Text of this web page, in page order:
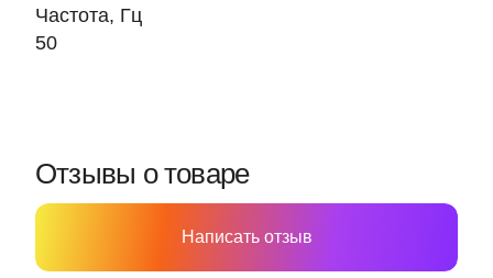
Частота, Гц
50
Отзывы о товаре
Написать отзыв